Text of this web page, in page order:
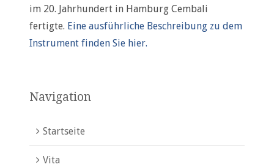
im 20. Jahrhundert in Hamburg Cembali
fertigte. Eine ausführliche Beschreibung zu dem
Instrument finden Sie hier.
Navigation
Startseite
Vita